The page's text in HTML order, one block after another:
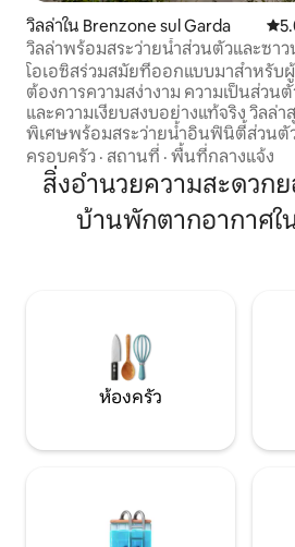
วิลล่าใน Brenzone sul Garda คะ
วิลล่าพร้อมสระว่ายน้ำส่วนตัวและซาว
ทะเลสาบการ์ดา
โอเอซิสร่วมสมัยที่ออกแบบมาสำหรับ
ต้องการความสง่างาม ความเป็นส่วน
และความเงียบสงบอย่างแท้จริง วิลล่า
พิเศษพร้อมสระว่ายน้ำอินฟินิตี้ส่วนตั
ขนาดใหญ่ ซาวน่าส่วนตัว และวิวทะเลส
งดงาม เหมาะสำหรับผู้เข้าพัก 4 คนที่
ต้องการความสะดวกสบายและการพั
อย่างเต็มที่ โดยรองรับได้สูงสุด 6 คน
เนื่องจากมีพื้นที่ร่มรื่น
ครอบครัว · สถานที่ · พื้นที่กลางแจ้ง
สิ่งอำนวยความสะดวก
บ้านพักตากอากาศใ
ห้องครัว